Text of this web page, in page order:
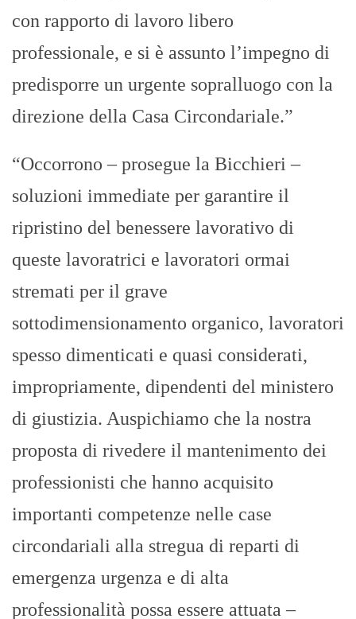
con rapporto di lavoro libero
professionale, e si è assunto l’impegno di
predisporre un urgente sopralluogo con la
direzione della Casa Circondariale.”
“Occorrono – prosegue la Bicchieri –
soluzioni immediate per garantire il
ripristino del benessere lavorativo di
queste lavoratrici e lavoratori ormai
stremati per il grave
sottodimensionamento organico, lavoratori
spesso dimenticati e quasi considerati,
impropriamente, dipendenti del ministero
di giustizia. Auspichiamo che la nostra
proposta di rivedere il mantenimento dei
professionisti che hanno acquisito
importanti competenze nelle case
circondariali alla stregua di reparti di
emergenza urgenza e di alta
professionalità possa essere attuata –